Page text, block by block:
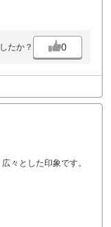
たか？ 0
々とした印象です。